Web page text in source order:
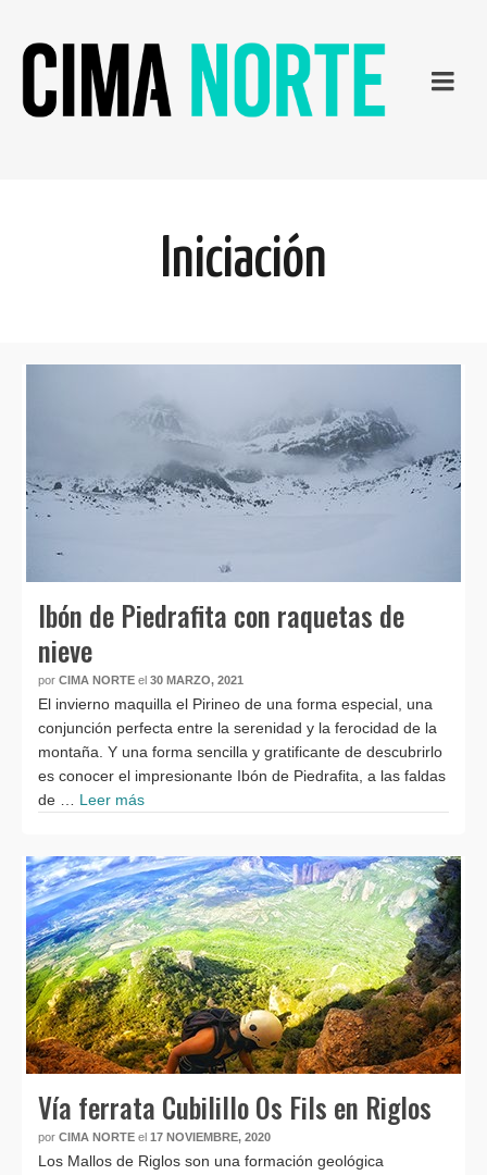
Iniciación
Ibón de Piedrafita con raquetas de
nieve
por CIMA NORTE el 30 MARZO, 2021
El invierno maquilla el Pirineo de una forma especial, una
conjunción perfecta entre la serenidad y la ferocidad de la
montaña. Y una forma sencilla y gratificante de descubrirlo
es conocer el impresionante Ibón de Piedrafita, a las faldas
de … Leer más
Vía ferrata Cubilillo Os Fils en Riglos
por CIMA NORTE el 17 NOVIEMBRE, 2020
Los Mallos de Riglos son una formación geológica